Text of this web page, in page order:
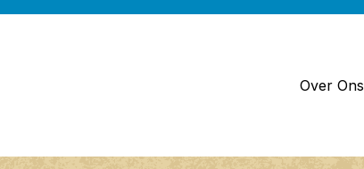
Over Ons